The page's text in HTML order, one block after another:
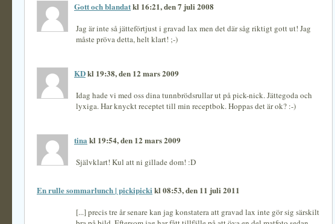
Gott och blandatkl 16:21, den 7 juli 2008
Jag är inte så jätteförtjust i gravad lax men det där såg riktigt gott ut! Jag
måste pröva detta, helt klart! ;-)
KDkl 19:38, den 12 mars 2009
Idag hade vi med oss dina tunnbrödsrullar ut på pick-nick. Jättegoda och
lyxiga. Har knyckt receptet till min receptbok. Hoppas det är ok? :-)
tina kl 19:54, den 12 mars 2009
Självklart! Kul att ni gillade dom! :D
En rulle sommarlunch | pickipicki kl 08:53, den 11 juli 2011
[...] precis tre år senare kan jag konstatera att gravad lax inte gör sig särskilt